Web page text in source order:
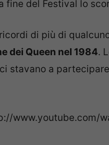
fine del Festival lo
di più di
dei Queen nel 1984.
stavano a
www.youtube.com/